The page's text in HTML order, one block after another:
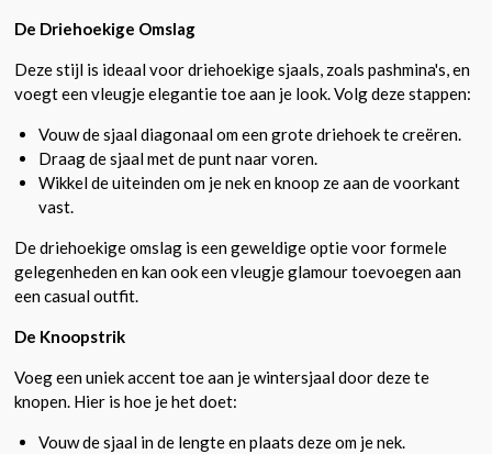
De Driehoekige Omslag
Deze stijl is ideaal voor driehoekige sjaals, zoals pashmina's, en
voegt een vleugje elegantie toe aan je look. Volg deze stappen:
Vouw de sjaal diagonaal om een grote driehoek te creëren.
Draag de sjaal met de punt naar voren.
Wikkel de uiteinden om je nek en knoop ze aan de voorkant
vast.
De driehoekige omslag is een geweldige optie voor formele
gelegenheden en kan ook een vleugje glamour toevoegen aan
een casual outfit.
De Knoopstrik
Voeg een uniek accent toe aan je wintersjaal door deze te
knopen. Hier is hoe je het doet:
Vouw de sjaal in de lengte en plaats deze om je nek.